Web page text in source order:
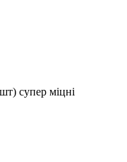
супер міцні